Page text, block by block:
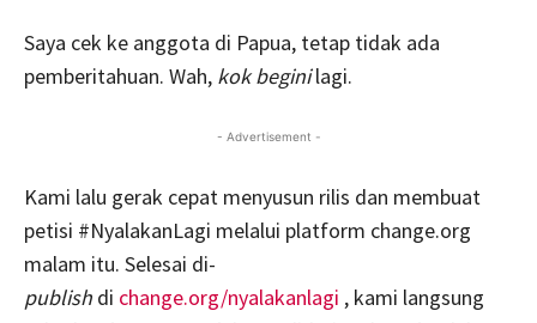
Saya cek ke anggota di Papua, tetap tidak ada
pemberitahuan. Wah, kok beginilagi.
- Advertisement -
Kami lalu gerak cepat menyusun rilis dan membuat
petisi #NyalakanLagi melalui platform change.org
malam itu. Selesai di-
publish di change.org/nyalakanlagi , kami langsung